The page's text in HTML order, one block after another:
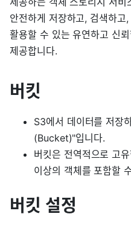
안전하게 저장하고, 검색하
활용할 수 있는 유연하고 신
제공합니다.
버킷
S3에서 데이터를 저장
(Bucket)"입니다.
버킷은 전역적으로 고
이상의 객체를 포함할
버킷 설정